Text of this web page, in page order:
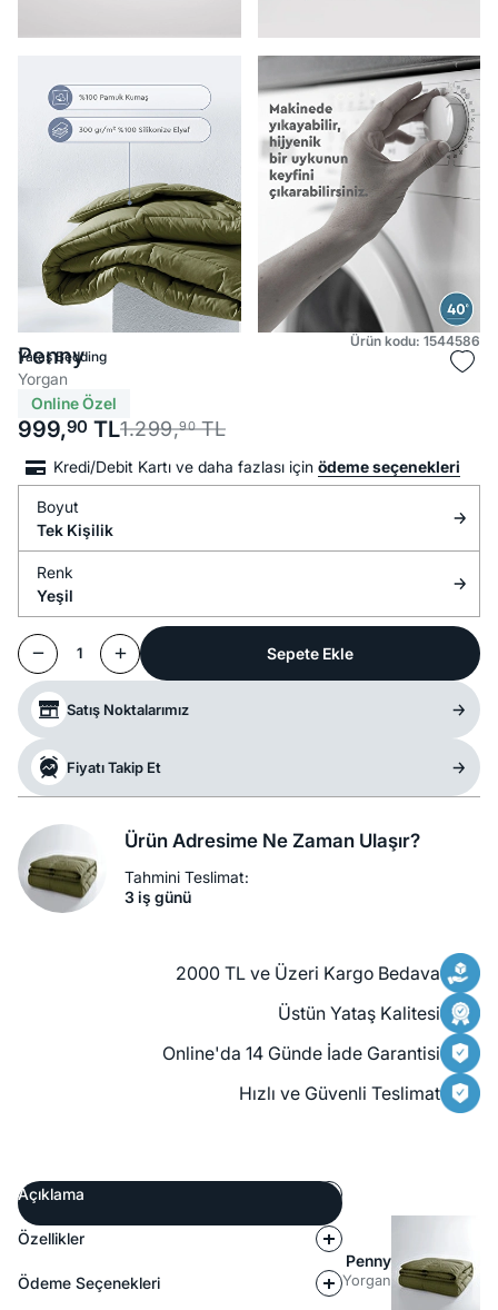
Ürün kodu: 1544586
Yataş Bedding
Penny
Yorgan
Online Özel
1.299,90 TL
999,90 TL
Kredi/Debit Kartı ve daha fazlası için ödeme seçenekleri
Boyut
Tek Kişilik
Renk
Yeşil
1 Sepete Ekle
Satış Noktalarımız
Fiyatı Takip Et
Ürün Adresime Ne Zaman Ulaşır?
Tahmini Teslimat:
3 iş günü
2000 TL ve Üzeri Kargo Bedava
Üstün Yataş Kalitesi
Online'da 14 Günde İade Garantisi
Hızlı ve Güvenli Teslimat
Açıklama
Özellikler
Ödeme Seçenekleri
Penny
Yorgan